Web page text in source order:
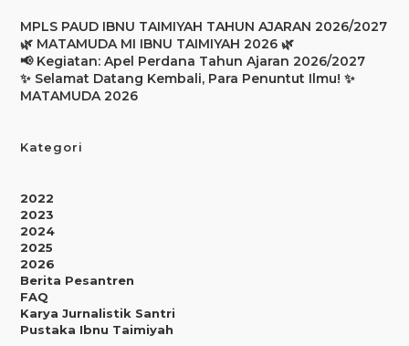
MPLS PAUD IBNU TAIMIYAH TAHUN AJARAN 2026/2027
🌿 MATAMUDA MI IBNU TAIMIYAH 2026 🌿
📢 Kegiatan: Apel Perdana Tahun Ajaran 2026/2027
✨ Selamat Datang Kembali, Para Penuntut Ilmu! ✨
MATAMUDA 2026
Kategori
2022
2023
2024
2025
2026
Berita Pesantren
FAQ
Karya Jurnalistik Santri
Pustaka Ibnu Taimiyah